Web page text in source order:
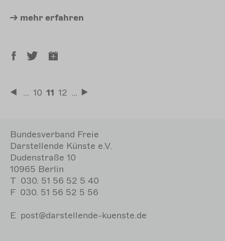
mehr erfahren
Seitennummerierung
… Seite
10 Aktuelle
11 Seite
12 …
Bundesverband Freie
Darstellende Künste e.V.
Dudenstraße 10
10965 Berlin
T 030. 51 56 52 5 40
F 030. 51 56 52 5 56
E post@darstellende-kuenste.de